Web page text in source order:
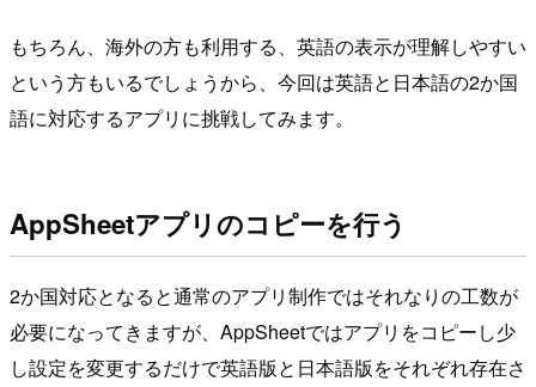
もちろん、海外の方も利用する、英語の表示が理解しやすい
という方もいるでしょうから、今回は英語と日本語の2か国
語に対応するアプリに挑戦してみます。
AppSheetアプリのコピーを行う
2か国対応となると通常のアプリ制作ではそれなりの工数が
必要になってきますが、AppSheetではアプリをコピーし少
し設定を変更するだけで英語版と日本語版をそれぞれ存在さ